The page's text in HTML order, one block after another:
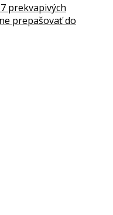
prekvapivých
prepašovať do